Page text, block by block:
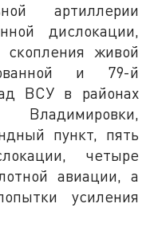
артиллерии
дислокации,
живой
и 79-й
ВСУ в районах
пункт, пять
четыре
авиации, а
усиления